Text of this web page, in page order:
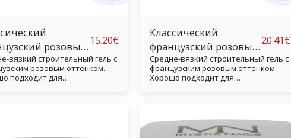
розовый
15 г
15.20€
вязкий строительный гель с
розовым оттенком.
подходит для
Классический
французский розовый
гель - 30 г
20.41€
Средне-вязкий строительный гель с
французским розовым оттенком.
Хорошо подходит для